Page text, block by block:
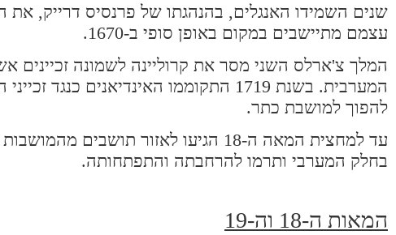
שנים השמידו האנגלים, בהנהגתו של פרנסיס דרייק,
עצמם מתיישבים במקום באופן סופי ב-1670.
המלך צ'ארלס השני מסר את קרוליינה לשמונה זכיינים
המערבית. בשנת 1719 התקוממו
להפוך למושבת כתר.
עד למחצית המאה ה-18 הגיעו לאזור
בחלק המערבי ותרמו להרחבתה והתפתחותה.
המאות ה-18 וה-19